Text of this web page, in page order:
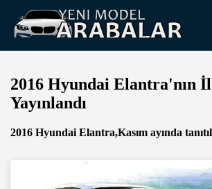
2016 Hyundai Elantra'nın
Yayınlandı
2016 Hyundai Elantra,Kasım ayında